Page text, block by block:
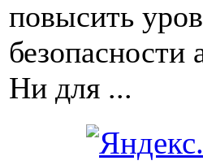
повысить
безопасности
Ни для ...